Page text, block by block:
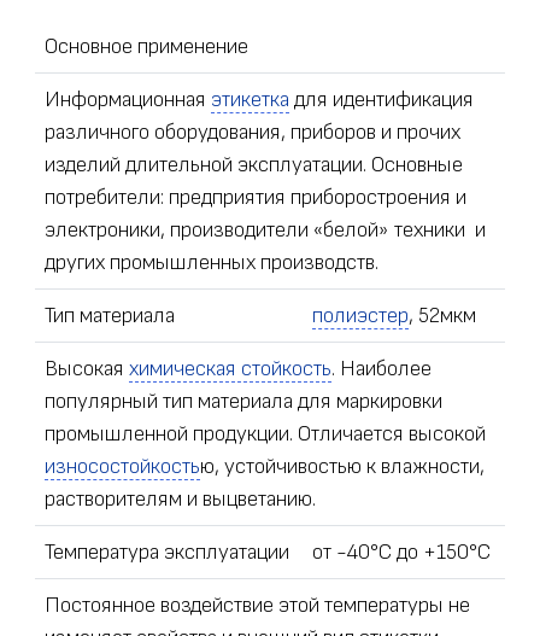
Основное применение
Информационная этикетка для идентификация
различного оборудования, приборов и прочих
изделий длительной эксплуатации. Основные
потребители: предприятия приборостроения и
электроники, производители «белой» техники и
других промышленных производств.
Тип материала полиэстер, 52мкм
Высокая химическая стойкость. Наиболее
популярный тип материала для маркировки
промышленной продукции. Отличается высокой
износостойкостью, устойчивостью к влажности,
растворителям и выцветанию.
Температура эксплуатации от -40°С до +150°С
Постоянное воздействие этой температуры не